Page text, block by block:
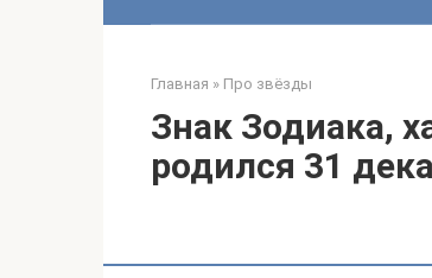
Главная » Про звёзды
Знак Зодиака,
родился 31